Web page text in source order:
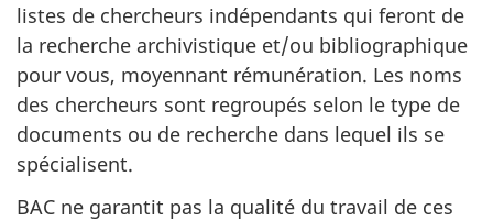
listes de chercheurs indépendants qui feront de
la recherche archivistique et/ou bibliographique
pour vous, moyennant rémunération. Les noms
des chercheurs sont regroupés selon le type de
documents ou de recherche dans lequel ils se
spécialisent.
BAC ne gar​antit pas la qualité du travail de ces